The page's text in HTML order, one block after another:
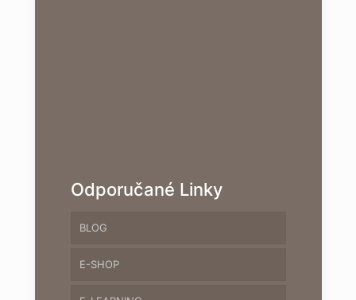
Odporučané Linky
BLOG
E-SHOP